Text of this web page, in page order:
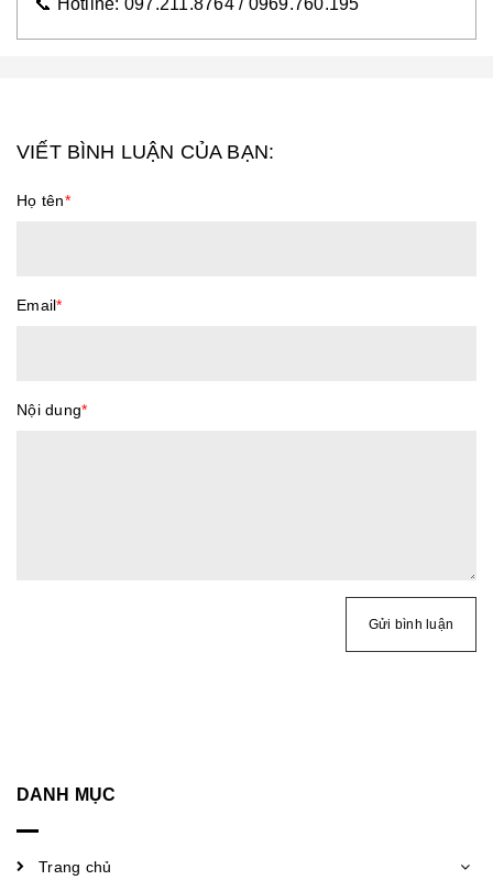
📞 Hotline: 097.211.8764 / 0969.760.195
VIẾT BÌNH LUẬN CỦA BẠN:
Họ tên*
Email*
Nội dung*
Gửi bình luận
DANH MỤC
Trang chủ